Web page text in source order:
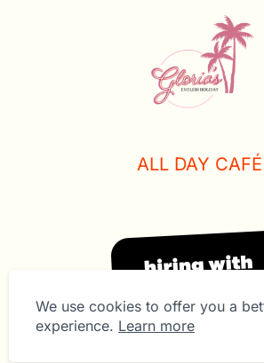
ALL DAY CAFÉ
We use cookies to offer you a
experience. Learn more